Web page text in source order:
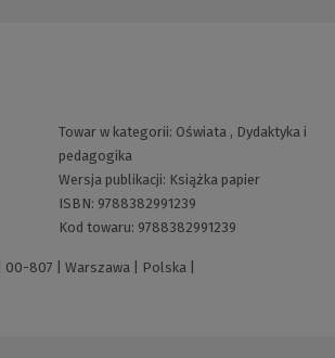
Towar w kategorii: Oświata, Dydaktyka i
pedagogika
Wersja publikacji: Książka papier
ISBN: 9788382991239
Kod towaru: 9788382991239
00-807 | Warszawa | Polska |